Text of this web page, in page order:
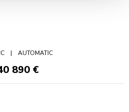
AUTOMATIC
890 €